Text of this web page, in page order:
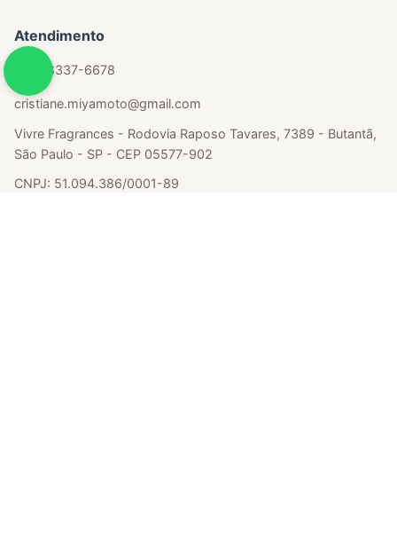
Atendimento
(11) 98337-6678
cristiane.miyamoto@gmail.com
Vivre Fragrances - Rodovia Raposo Tavares, 7389 - Butantã,
São Paulo - SP - CEP 05577-902
CNPJ: 51.094.386/0001-89